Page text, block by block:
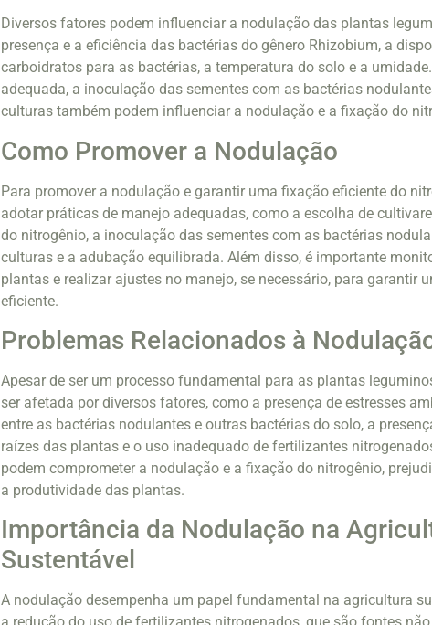
Diversos fatores podem influenciar a nodulação das plantas
presença e a eficiência das bactérias do gênero Rhizobium, a
carboidratos para as bactérias, a temperatura do solo e a
adequada, a inoculação das sementes com as bactérias
culturas também podem influenciar a nodulação e a fixação do
Como Promover a Nodulação
Para promover a nodulação e garantir uma fixação eficiente do
adotar práticas de manejo adequadas, como a escolha de
do nitrogênio, a inoculação das sementes com as bactérias
culturas e a adubação equilibrada. Além disso, é importante
plantas e realizar ajustes no manejo, se necessário, para garantir
eficiente.
Problemas Relacionados à
Apesar de ser um processo fundamental para as plantas
ser afetada por diversos fatores, como a presença de estresses
entre as bactérias nodulantes e outras bactérias do solo, a
raízes das plantas e o uso inadequado de fertilizantes
podem comprometer a nodulação e a fixação do nitrogênio,
a produtividade das plantas.
Importância da Nodulação na
Sustentável
A nodulação desempenha um papel fundamental na agricultura